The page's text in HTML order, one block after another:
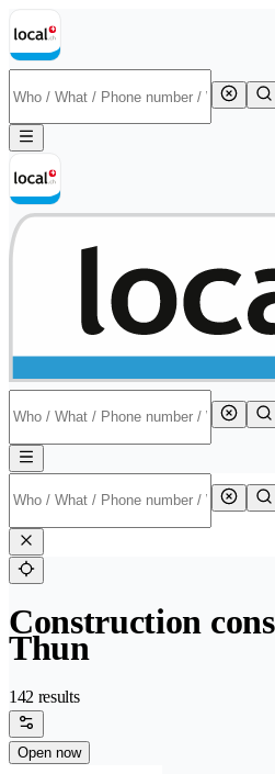
Construction
Thun
142 results
Open now